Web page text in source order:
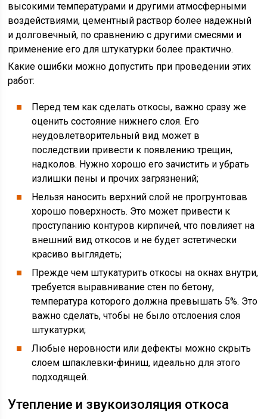
высокими температурами и другими атмосферными
воздействиями, цементный раствор более надежный
и долговечный, по сравнению с другими смесями и
применение его для штукатурки более практично.
Какие ошибки можно допустить при проведении этих
работ:
Перед тем как сделать откосы, важно сразу же
оценить состояние нижнего слоя. Его
неудовлетворительный вид может в
последствии привести к появлению трещин,
надколов. Нужно хорошо его зачистить и убрать
излишки пены и прочих загрязнений;
Нельзя наносить верхний слой не прогрунтовав
хорошо поверхность. Это может привести к
проступанию контуров кирпичей, что повлияет на
внешний вид откосов и не будет эстетически
красиво выглядеть;
Прежде чем штукатурить откосы на окнах внутри,
требуется выравнивание стен по бетону,
температура которого должна превышать 5%. Это
важно сделать, чтобы не было отслоения слоя
штукатурки;
Любые неровности или дефекты можно скрыть
слоем шпаклевки-финиш, идеально для этого
подходящей.
Утепление и звукоизоляция откоса